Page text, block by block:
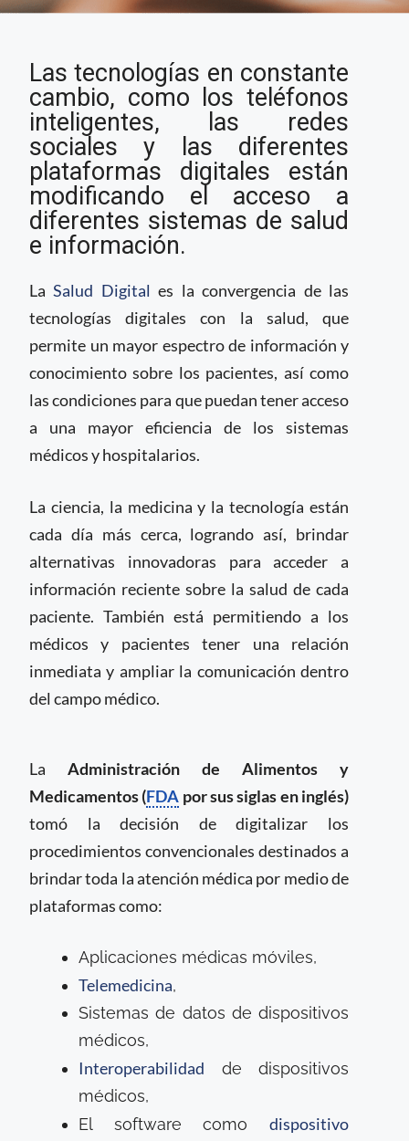
concepto que
revoluciona el campo
de la salud
Las tecnologías en constante
cambio, como los teléfonos
inteligentes, las redes
sociales y las diferentes
plataformas digitales están
modificando el acceso a
diferentes sistemas de salud
e información.
LaSalud Digital es la convergencia de las
tecnologías digitales con la salud, que
permite un mayor espectro de información y
conocimiento sobre los pacientes, así como
las condiciones para que puedan tener acceso
a una mayor eficiencia de los sistemas
médicos y hospitalarios.
La ciencia, la medicina y la tecnología están
cada día más cerca, logrando así, brindar
alternativas innovadoras para acceder a
información reciente sobre la salud de cada
paciente. También está permitiendo a los
médicos y pacientes tener una relación
inmediata y ampliar la comunicación dentro
del campo médico.
La Administración de Alimentos y
Medicamentos (FDA por sus siglas en inglés)
tomó la decisión de digitalizar los
procedimientos convencionales destinados a
brindar toda la atención médica por medio de
plataformas como:
Aplicaciones médicas móviles,
Telemedicina,
Sistemas de datos de dispositivos
médicos,
Interoperabilidad de dispositivos
médicos,
El software como dispositivo